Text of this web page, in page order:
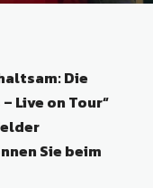
Die
Live on Tour“
Sie beim